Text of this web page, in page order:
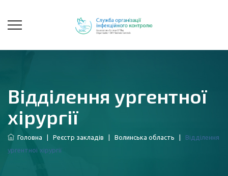
Відділення ургентної
хірургії
Головна Реєстр закладів Волинська область
Відділення
ургентної хірургії